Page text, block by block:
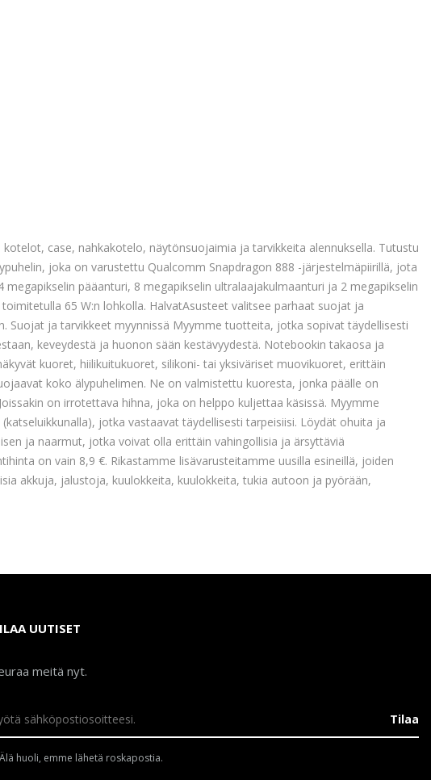
case, nahkakotelo, näytönsuojaimia ja tarvikkeita alennuksella. Tutustu
joka on varustettu Qualcomm Snapdragon 888 -järjestelmäpiirillä, jota
pääanturi, 8 megapikselin ultralaajakulmaanturi ja 2 megapikselin
65 W:n lohkolla. HalvatAsusteet valitsee parhaat suojat ja
ja tarvikkeet myynnissä Myymme tuotteita, jotka sopivat täydellisesti
keveydestä ja huonon sään kestävyydestä. Notebookin takaosa ja
kuoret, hiilikuitukuoret, silikoni- tai yksiväriset muovikuoret, erittäin
koko älypuhelimen. Ne on valmistettu kuoresta, jonka päälle on
on irrotettava hihna, joka on helppo kuljettaa käsissä. Myymme
jotka vastaavat täydellisesti tarpeisiisi. Löydät ohuita ja
ja naarmut, jotka voivat olla erittäin vahingollisia ja ärsyttäviä
on vain 8,9 €. Rikastamme lisävarusteitamme uusilla esineillä, joiden
akkuja, jalustoja, kuulokkeita, kuulokkeita, tukia autoon ja pyörään,
UUTISET
meitä nyt.
Tilaa
Älä huoli, emme lähetä roskapostia.